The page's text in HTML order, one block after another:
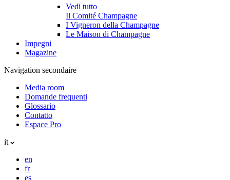
Vedi tutto
Il Comité Champagne
I Vigneron della Champagne
Le Maison di Champagne
Impegni
Magazine
Navigation secondaire
Media room
Domande frequenti
Glossario
Contatto
Espace Pro
it
en
fr
es